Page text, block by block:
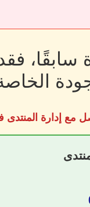
سابقًا،
مع إدارة